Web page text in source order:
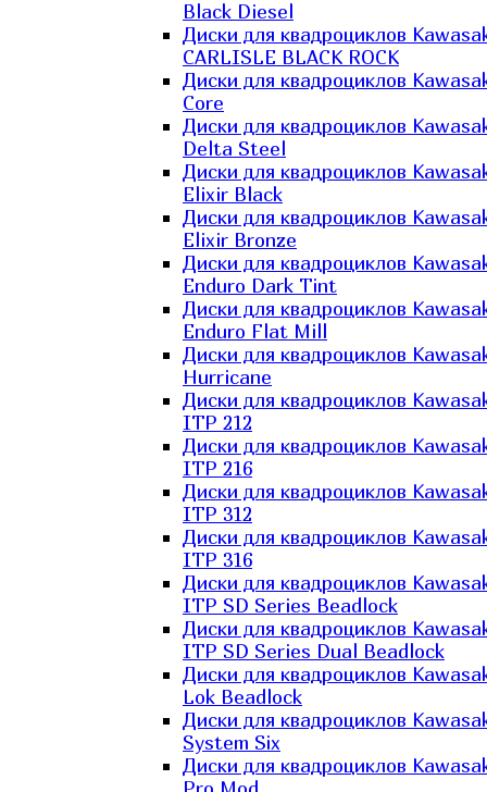
Black Diesel
Диски для квадроциклов
CARLISLE BLACK ROCK
Диски для квадроциклов
Core
Диски для квадроциклов
Delta Steel
Диски для квадроциклов
Elixir Black
Диски для квадроциклов
Elixir Bronze
Диски для квадроциклов
Enduro Dark Tint
Диски для квадроциклов
Enduro Flat Mill
Диски для квадроциклов
Hurricane
Диски для квадроциклов
ITP 212
Диски для квадроциклов
ITP 216
Диски для квадроциклов
ITP 312
Диски для квадроциклов
ITP 316
Диски для квадроциклов
ITP SD Series Beadlock
Диски для квадроциклов
ITP SD Series Dual Beadlock
Диски для квадроциклов
Lok Beadlock
Диски для квадроциклов
System Six
Диски для квадроциклов